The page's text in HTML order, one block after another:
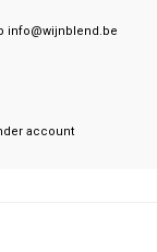
info@wijnblend.be
account